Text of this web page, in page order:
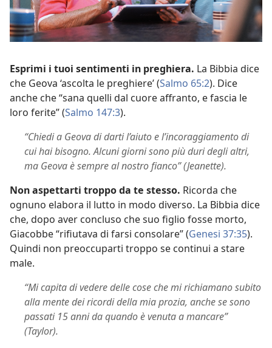
Esprimi i tuoi sentimenti in preghiera. La Bibbia dice
che Geova ‘ascolta le preghiere’ (Salmo 65:2). Dice
anche che “sana quelli dal cuore affranto, e fascia le
loro ferite” (Salmo 147:3).
“Chiedi a Geova di darti l’aiuto e l’incoraggiamento di
cui hai bisogno. Alcuni giorni sono più duri degli altri,
ma Geova è sempre al nostro fianco” (Jeanette).
Non aspettarti troppo da te stesso. Ricorda che
ognuno elabora il lutto in modo diverso. La Bibbia dice
che, dopo aver concluso che suo figlio fosse morto,
Giacobbe “rifiutava di farsi consolare” (Genesi 37:35).
Quindi non preoccuparti troppo se continui a stare
male.
“Mi capita di vedere delle cose che mi richiamano subito
alla mente dei ricordi della mia prozia, anche se sono
passati 15 anni da quando è venuta a mancare”
(Taylor).